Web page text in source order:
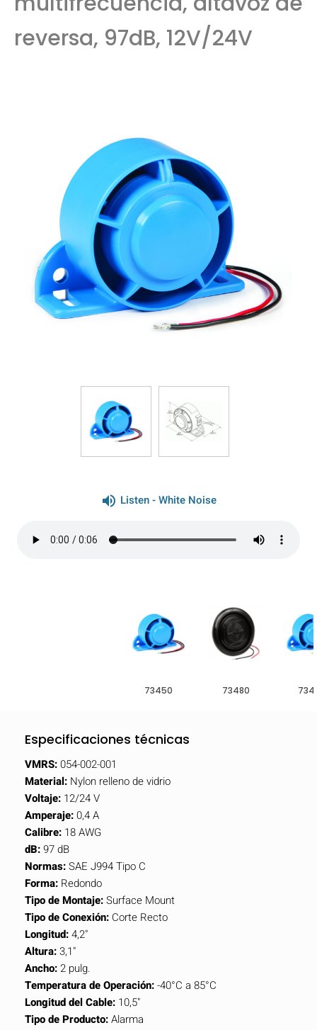
reversa, 97dB, 12V/24V
volume_up Listen - White Noise
73450 73480
Especificaciones técnicas
VMRS:054-002-001
Material: Nylon relleno de vidrio
Voltaje: 12/24 V
Amperaje:0,4 A
Calibre: 18 AWG
dB:97 dB
Normas:SAE J994 Tipo C
Forma: Redondo
Tipo de Montaje:Surface Mount
Tipo de Conexión: Corte Recto
Longitud:4,2"
Altura:3,1"
Ancho:2 pulg.
Temperatura de Operación:-40°C a 85°C
Longitud del Cable: 10,5"
Tipo de Producto:Alarma